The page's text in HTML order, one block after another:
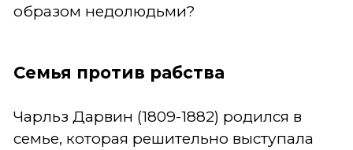
образом недолюдьми?
Семья против рабства
Чарльз Дарвин (1809-1882) родился в
семье, которая решительно выступала